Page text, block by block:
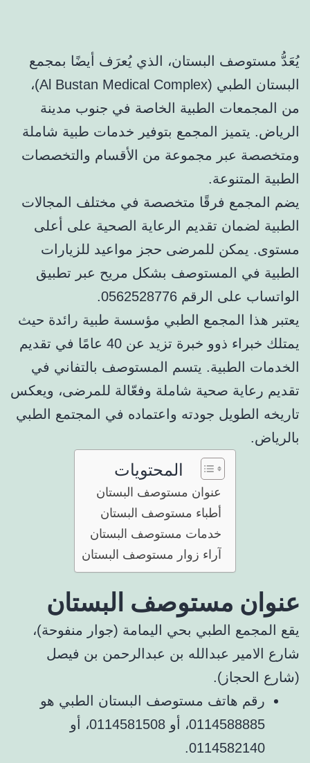
يُعَدُّ مستوصف البستان، الذي يُعرَف أيضًا بمجمع
البستان الطبي (Al Bustan Medical Complex)،
من المجمعات الطبية الخاصة في جنوب مدينة
الرياض. يتميز المجمع بتوفير خدمات طبية شاملة
ومتخصصة عبر مجموعة من الأقسام والتخصصات
الطبية المتنوعة.
يضم المجمع فرقًا متخصصة في مختلف المجالات
الطبية لضمان تقديم الرعاية الصحية على أعلى
مستوى. يمكن للمرضى حجز مواعيد للزيارات
الطبية في المستوصف بشكل مريح عبر تطبيق
الواتساب على الرقم 0562528776.
يعتبر هذا المجمع الطبي مؤسسة طبية رائدة حيث
يمتلك خبراء ذوو خبرة تزيد عن 40 عامًا في تقديم
الخدمات الطبية. يتسم المستوصف بالتفاني في
تقديم رعاية صحية شاملة وفعّالة للمرضى، ويعكس
تاريخه الطويل جودته واعتماده في المجتمع الطبي
بالرياض.
المحتويات
عنوان مستوصف البستان
أطباء مستوصف البستان
خدمات مستوصف البستان
آراء زوار مستوصف البستان
عنوان مستوصف البستان
يقع المجمع الطبي بحي اليمامة (جوار منفوحة)،
شارع الامير عبدالله بن عبدالرحمن بن فيصل
(شارع الحجاز).
رقم هاتف مستوصف البستان الطبي هو
0114588885، أو 0114581508، أو
0114582140.